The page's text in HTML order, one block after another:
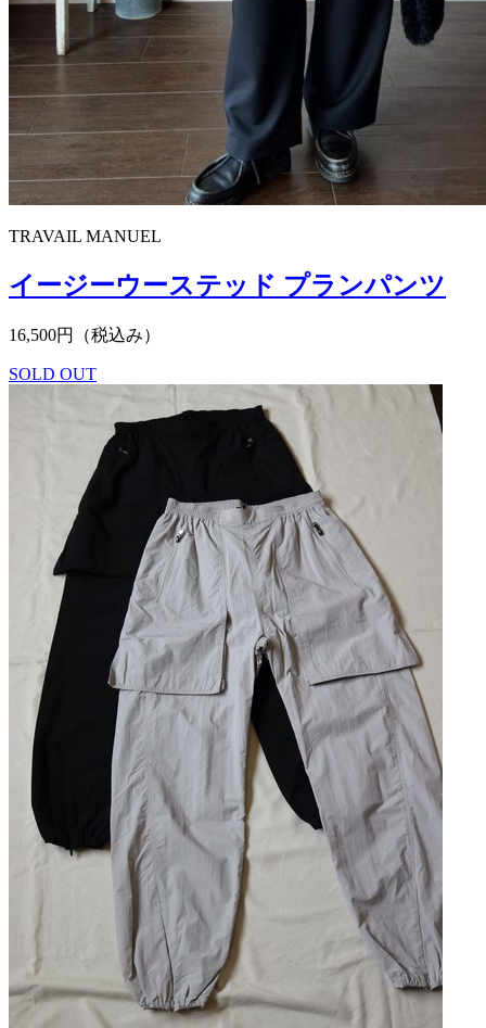
TRAVAIL MANUEL
イージーウーステッド プランパンツ
16,500円（税込み）
SOLD OUT